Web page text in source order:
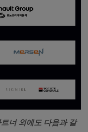
너 외에도 다음과 같